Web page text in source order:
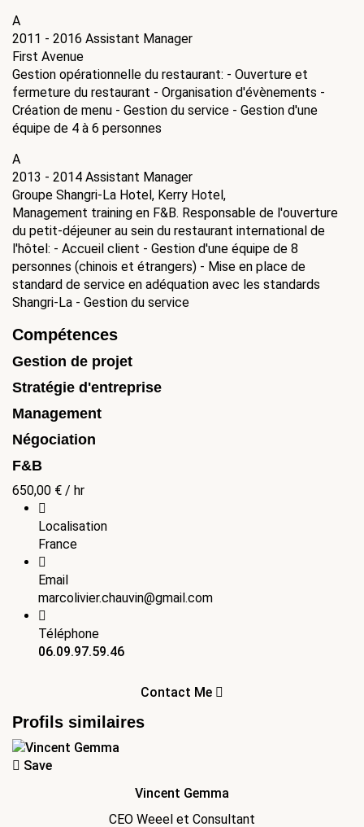
A
2011 - 2016 Assistant Manager
First Avenue
Gestion opérationnelle du restaurant: - Ouverture et
fermeture du restaurant - Organisation d'évènements -
Création de menu - Gestion du service - Gestion d'une
équipe de 4 à 6 personnes
A
2013 - 2014 Assistant Manager
Groupe Shangri-La Hotel, Kerry Hotel,
Management training en F&B. Responsable de l'ouverture
du petit-déjeuner au sein du restaurant international de
l'hôtel: - Accueil client - Gestion d'une équipe de 8
personnes (chinois et étrangers) - Mise en place de
standard de service en adéquation avec les standards
Shangri-La - Gestion du service
Compétences
Gestion de projet
Stratégie d'entreprise
Management
Négociation
F&B
650,00 € / hr
Localisation
France
Email
marcolivier.chauvin@gmail.com
Téléphone
06.09.97.59.46
Contact Me
Profils similaires
Save
Vincent Gemma
CEO Weeel et Consultant